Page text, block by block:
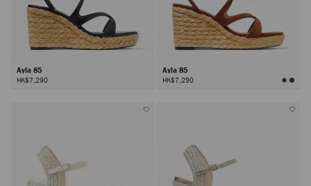
Ayla 85
HK$7,290
Ayla 85
HK$7,290